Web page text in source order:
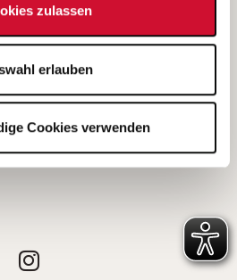
zulassen
erlauben
Cookies verwenden